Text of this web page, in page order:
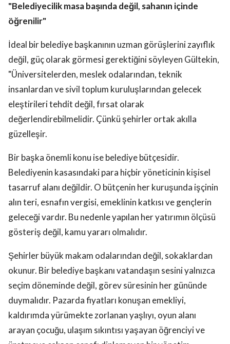
"Belediyecilik masa başında değil, sahanın içinde
öğrenilir"
İdeal bir belediye başkanının uzman görüşlerini zayıflık
değil, güç olarak görmesi gerektiğini söyleyen Gültekin,
"Üniversitelerden, meslek odalarından, teknik
insanlardan ve sivil toplum kuruluşlarından gelecek
eleştirileri tehdit değil, fırsat olarak
değerlendirebilmelidir. Çünkü şehirler ortak akılla
güzelleşir.
Bir başka önemli konu ise belediye bütçesidir.
Belediyenin kasasındaki para hiçbir yöneticinin kişisel
tasarruf alanı değildir. O bütçenin her kuruşunda işçinin
alın teri, esnafın vergisi, emeklinin katkısı ve gençlerin
geleceği vardır. Bu nedenle yapılan her yatırımın ölçüsü
gösteriş değil, kamu yararı olmalıdır.
Şehirler büyük makam odalarından değil, sokaklardan
okunur. Bir belediye başkanı vatandaşın sesini yalnızca
seçim döneminde değil, görev süresinin her gününde
duymalıdır. Pazarda fiyatları konuşan emekliyi,
kaldırımda yürümekte zorlanan yaşlıyı, oyun alanı
arayan çocuğu, ulaşım sıkıntısı yaşayan öğrenciyi ve